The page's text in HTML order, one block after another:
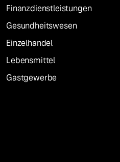
Finanzdienstleistungen
Gesundheitswesen
Einzelhandel
Lebensmittel
Gastgewerbe